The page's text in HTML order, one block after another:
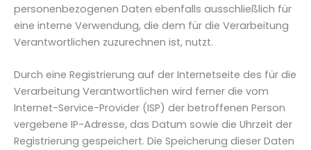
personenbezogenen Daten ebenfalls ausschließlich für
eine interne Verwendung, die dem für die Verarbeitung
Verantwortlichen zuzurechnen ist, nutzt.
Durch eine Registrierung auf der Internetseite des für die
Verarbeitung Verantwortlichen wird ferner die vom
Internet-Service-Provider (ISP) der betroffenen Person
vergebene IP-Adresse, das Datum sowie die Uhrzeit der
Registrierung gespeichert. Die Speicherung dieser Daten